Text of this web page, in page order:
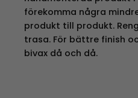
förekomma några
produkt till produkt.
trasa. För bättre finish
bivax då och då.